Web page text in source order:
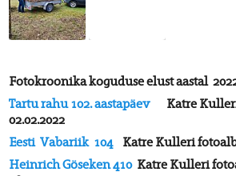
Fotokroonika koguduse elust aastal
Tartu rahu 102. aastapäev
Katre
02.02.2022
Eesti Vabariik 104
Katre Kulleri
Heinrich Göseken 410 Katre Kulleri